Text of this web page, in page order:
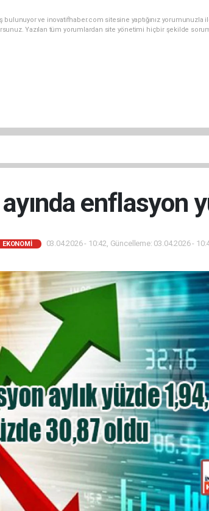
bulunuyor ve inovatifhaber.com sitesine yaptığınız yorumunuzla
Yazılan tüm yorumlardan site yönetimi hiçbir şekilde
enflasyon
EKONOMI 03.04.2026 - 10:42, Güncelleme: 03.04.2026 -